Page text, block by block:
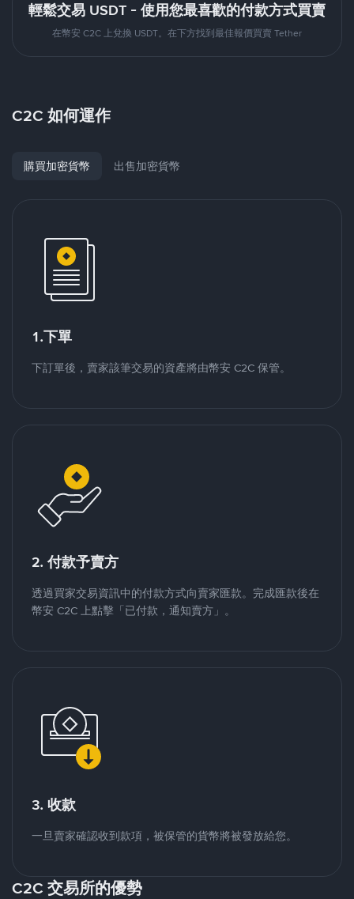
輕鬆交易 USDT - 使用您最喜歡的付款方式買賣
在幣安 C2C 上兌換 USDT。在下方找到最佳報價買賣 Tether
C2C 如何運作
購買加密貨幣 出售加密貨幣
1.下單
下訂單後，賣家該筆交易的資產將由幣安 C2C 保管。
2. 付款予賣方
透過買家交易資訊中的付款方式向賣家匯款。完成匯款後在
幣安 C2C 上點擊「已付款，通知賣方」。
3. 收款
一旦賣家確認收到款項，被保管的貨幣將被發放給您。
C2C 交易所的優勢